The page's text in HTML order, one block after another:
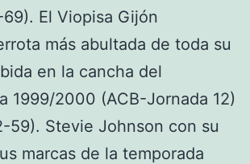
El Viopisa Gijón
más abultada de toda su
en la cancha del
1999/2000 (ACB-Jornada 12)
59). Stevie Johnson con su
marcas de la temporada